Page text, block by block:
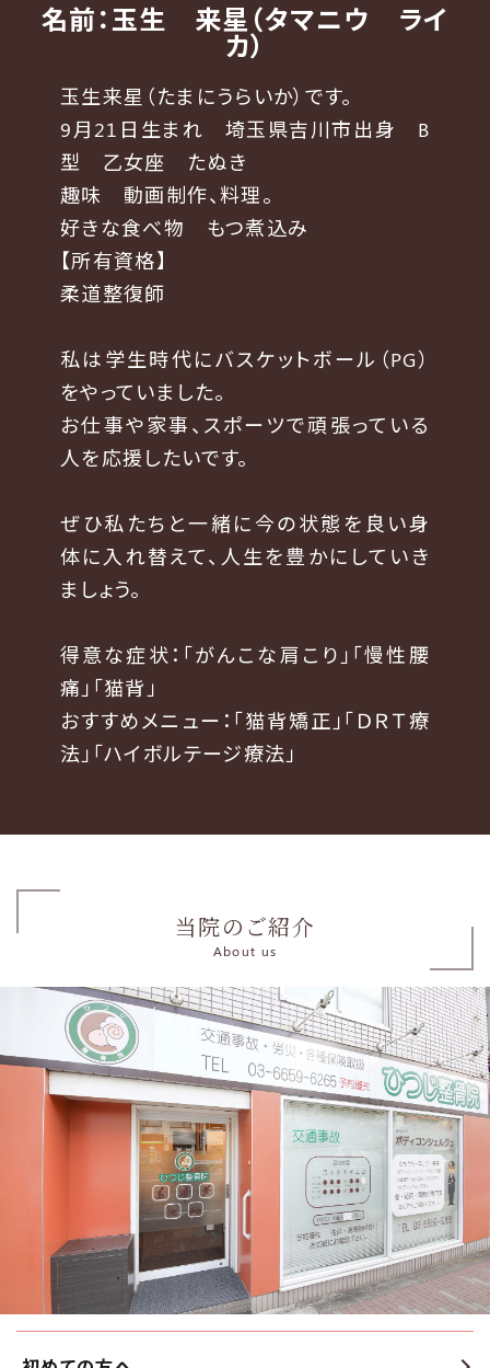
名前：玉生 来星（タマニウ ライ
カ）
玉生来星（たまにうらいか）です。
9月21日生まれ 埼玉県吉川市出身 B
型 乙女座 たぬき
趣味 動画制作、料理。
好きな食べ物 もつ煮込み
【所有資格】
柔道整復師
私は学生時代にバスケットボール（PG）
をやっていました。
お仕事や家事、スポーツで頑張っている
人を応援したいです。
ぜひ私たちと一緒に今の状態を良い身
体に入れ替えて、人生を豊かにしていき
ましょう。
得意な症状：「がんこな肩こり」「慢性腰
痛」「猫背」
おすすめメニュー：「猫背矯正」「ＤＲＴ療
法」「ハイボルテージ療法」
当院のご紹介
About us